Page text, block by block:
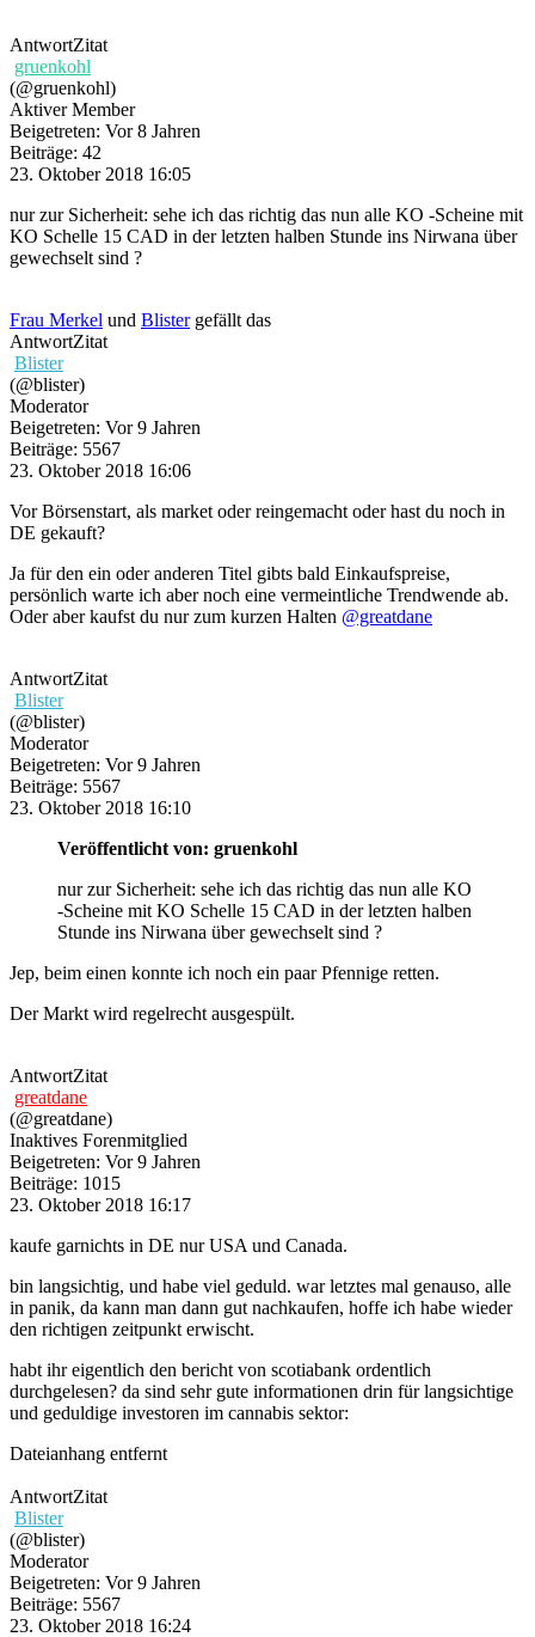
AntwortZitat
gruenkohl
(@gruenkohl)
Aktiver Member
Beigetreten: Vor 8 Jahren
Beiträge: 42
23. Oktober 2018 16:05
nur zur Sicherheit: sehe ich das richtig das nun alle KO -Scheine mit
KO Schelle 15 CAD in der letzten halben Stunde ins Nirwana über
gewechselt sind ?
Frau Merkel und Blistergefällt das
AntwortZitat
Blister
(@blister)
Moderator
Beigetreten: Vor 9 Jahren
Beiträge: 5567
23. Oktober 2018 16:06
Vor Börsenstart, als market oder reingemacht oder hast du noch in
DE gekauft?
Ja für den ein oder anderen Titel gibts bald Einkaufspreise,
persönlich warte ich aber noch eine vermeintliche Trendwende ab.
Oder aber kaufst du nur zum kurzen Halten @greatdane
AntwortZitat
Blister
(@blister)
Moderator
Beigetreten: Vor 9 Jahren
Beiträge: 5567
23. Oktober 2018 16:10
Veröffentlicht von: gruenkohl
nur zur Sicherheit: sehe ich das richtig das nun alle KO
-Scheine mit KO Schelle 15 CAD in der letzten halben
Stunde ins Nirwana über gewechselt sind ?
Jep, beim einen konnte ich noch ein paar Pfennige retten.
Der Markt wird regelrecht ausgespült.
AntwortZitat
greatdane
(@greatdane)
Inaktives Forenmitglied
Beigetreten: Vor 9 Jahren
Beiträge: 1015
23. Oktober 2018 16:17
kaufe garnichts in DE nur USA und Canada.
bin langsichtig, und habe viel geduld. war letztes mal genauso, alle
in panik, da kann man dann gut nachkaufen, hoffe ich habe wieder
den richtigen zeitpunkt erwischt.
habt ihr eigentlich den bericht von scotiabank ordentlich
durchgelesen? da sind sehr gute informationen drin für langsichtige
und geduldige investoren im cannabis sektor:
Dateianhang entfernt
AntwortZitat
Blister
(@blister)
Moderator
Beigetreten: Vor 9 Jahren
Beiträge: 5567
23. Oktober 2018 16:24